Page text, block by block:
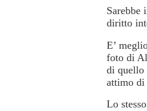
diritto
E’
foto di
di quello
attimo di
Lo